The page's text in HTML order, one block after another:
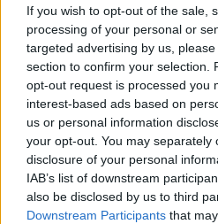
If you wish to opt-out of the sale,
processing of your personal or
targeted advertising by us,
section to confirm your selection.
opt-out request is processed you
interest-based ads based on
us or personal information
your opt-out. You may separately
disclosure of your personal
IAB’s list of downstream
also be disclosed by us to third
Downstream Participants that